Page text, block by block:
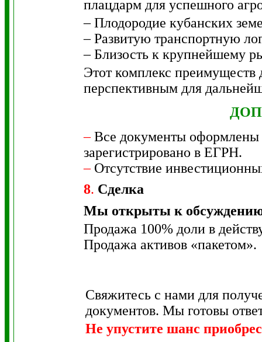
плацдарм для успешного
– Плодородие кубанских
– Развитую транспортную
– Близость к крупнейшему
Этот комплекс
перспективным для
–Все документы оформлены
зарегистрировано в ЕГРН.
–Отсутствие
8. Сделка
Мы открыты к обсуждению
Продажа 100% доли в
Продажа активов «пакетом».
Свяжитесь с нами для
документов. Мы готовы
Не упустите шанс